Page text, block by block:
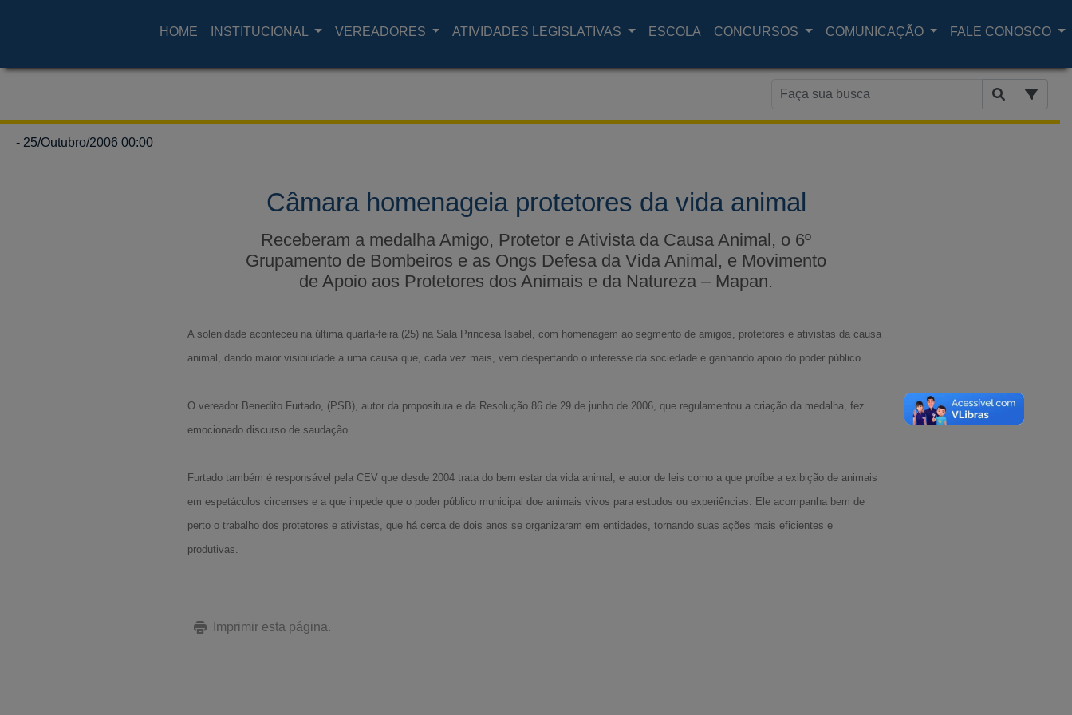
HOME INSTITUCIONAL VEREADORES ATIVIDADES LEGISLATIVAS ESCOLA CONCURSOS COMUNICAÇÃO FALE CONOSCO
- 25/Outubro/2006 00:00
Câmara homenageia protetores da vida animal
Receberam a medalha Amigo, Protetor e Ativista da Causa Animal, o 6º
Grupamento de Bombeiros e as Ongs Defesa da Vida Animal, e Movimento
de Apoio aos Protetores dos Animais e da Natureza – Mapan.
A solenidade aconteceu na última quarta-feira (25) na Sala Princesa Isabel, com homenagem ao segmento de amigos, protetores e ativistas da causa
animal, dando maior visibilidade a uma causa que, cada vez mais, vem despertando o interesse da sociedade e ganhando apoio do poder público.
O vereador Benedito Furtado, (PSB), autor da propositura e da Resolução 86 de 29 de junho de 2006, que regulamentou a criação da medalha, fez
emocionado discurso de saudação.
Furtado também é responsável pela CEV que desde 2004 trata do bem estar da vida animal, e autor de leis como a que proíbe a exibição de animais
em espetáculos circenses e a que impede que o poder público municipal doe animais vivos para estudos ou experiências. Ele acompanha bem de
perto o trabalho dos protetores e ativistas, que há cerca de dois anos se organizaram em entidades, tornando suas ações mais eficientes e
produtivas.
Imprimir esta página.